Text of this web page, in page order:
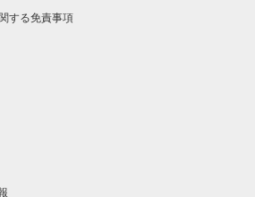
する免責事項